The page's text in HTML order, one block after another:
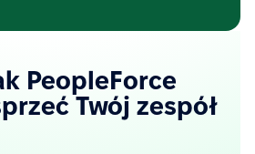
PeopleForce
Twój zespół